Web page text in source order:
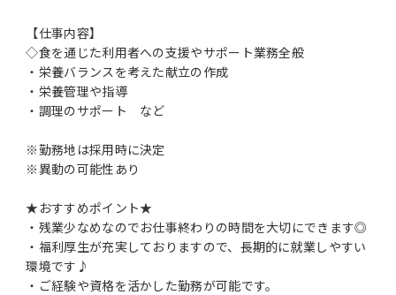
【仕事内容】
◇食を通じた利用者への支援やサポート業務全般
・栄養バランスを考えた献立の作成
・栄養管理や指導
・調理のサポート など
※勤務地は採用時に決定
※異動の可能性あり
★おすすめポイント★
・残業少なめなのでお仕事終わりの時間を大切にできます◎
・福利厚生が充実しておりますので、長期的に就業しやすい
環境です♪
・ご経験や資格を活かした勤務が可能です。